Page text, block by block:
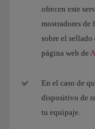
ofrecen este
mostradores de
sobre el sellado
página web de
En el caso de
dispositivo de
tu equipaje.